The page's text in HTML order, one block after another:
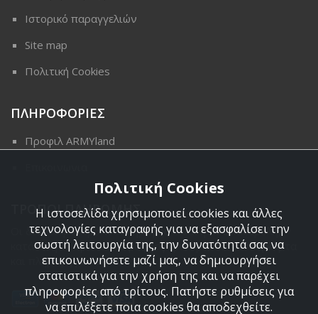
Ιστορικό παραγγελιών
Site map
Πολιτική Cookies
ΠΛΗΡΟΦΟΡΙΕΣ
Προφιλ ARMYland
ΤΡΟΠΟΙ ΠΛΗΡΩΜΗΣ
Οι διαθέσιμοι τρόποι πληρωμής είναι η Αντικαταβολή,
κατάθεση σε τραπεζικό μας λογαριασμό, πιστωτική κάρτα
και πληρωμή με PayPal.
Πολιτική Cookies
Η ιστοσελίδα χρησιμοποιεί cookies και άλλες
τεχνολογίες καταγραφής για να εξασφαλίσει την
σωστή λειτουργία της, την δυνατότητά σας να
επικοινωνήσετε μαζί μας, να δημιουργήσει
στατιστικά για την χρήση της και να παρέχει
πληροφορίες από τρίτους. Πατήστε ρυθμίσεις για
να επιλέξετε ποια cookies θα αποδεχθείτε.